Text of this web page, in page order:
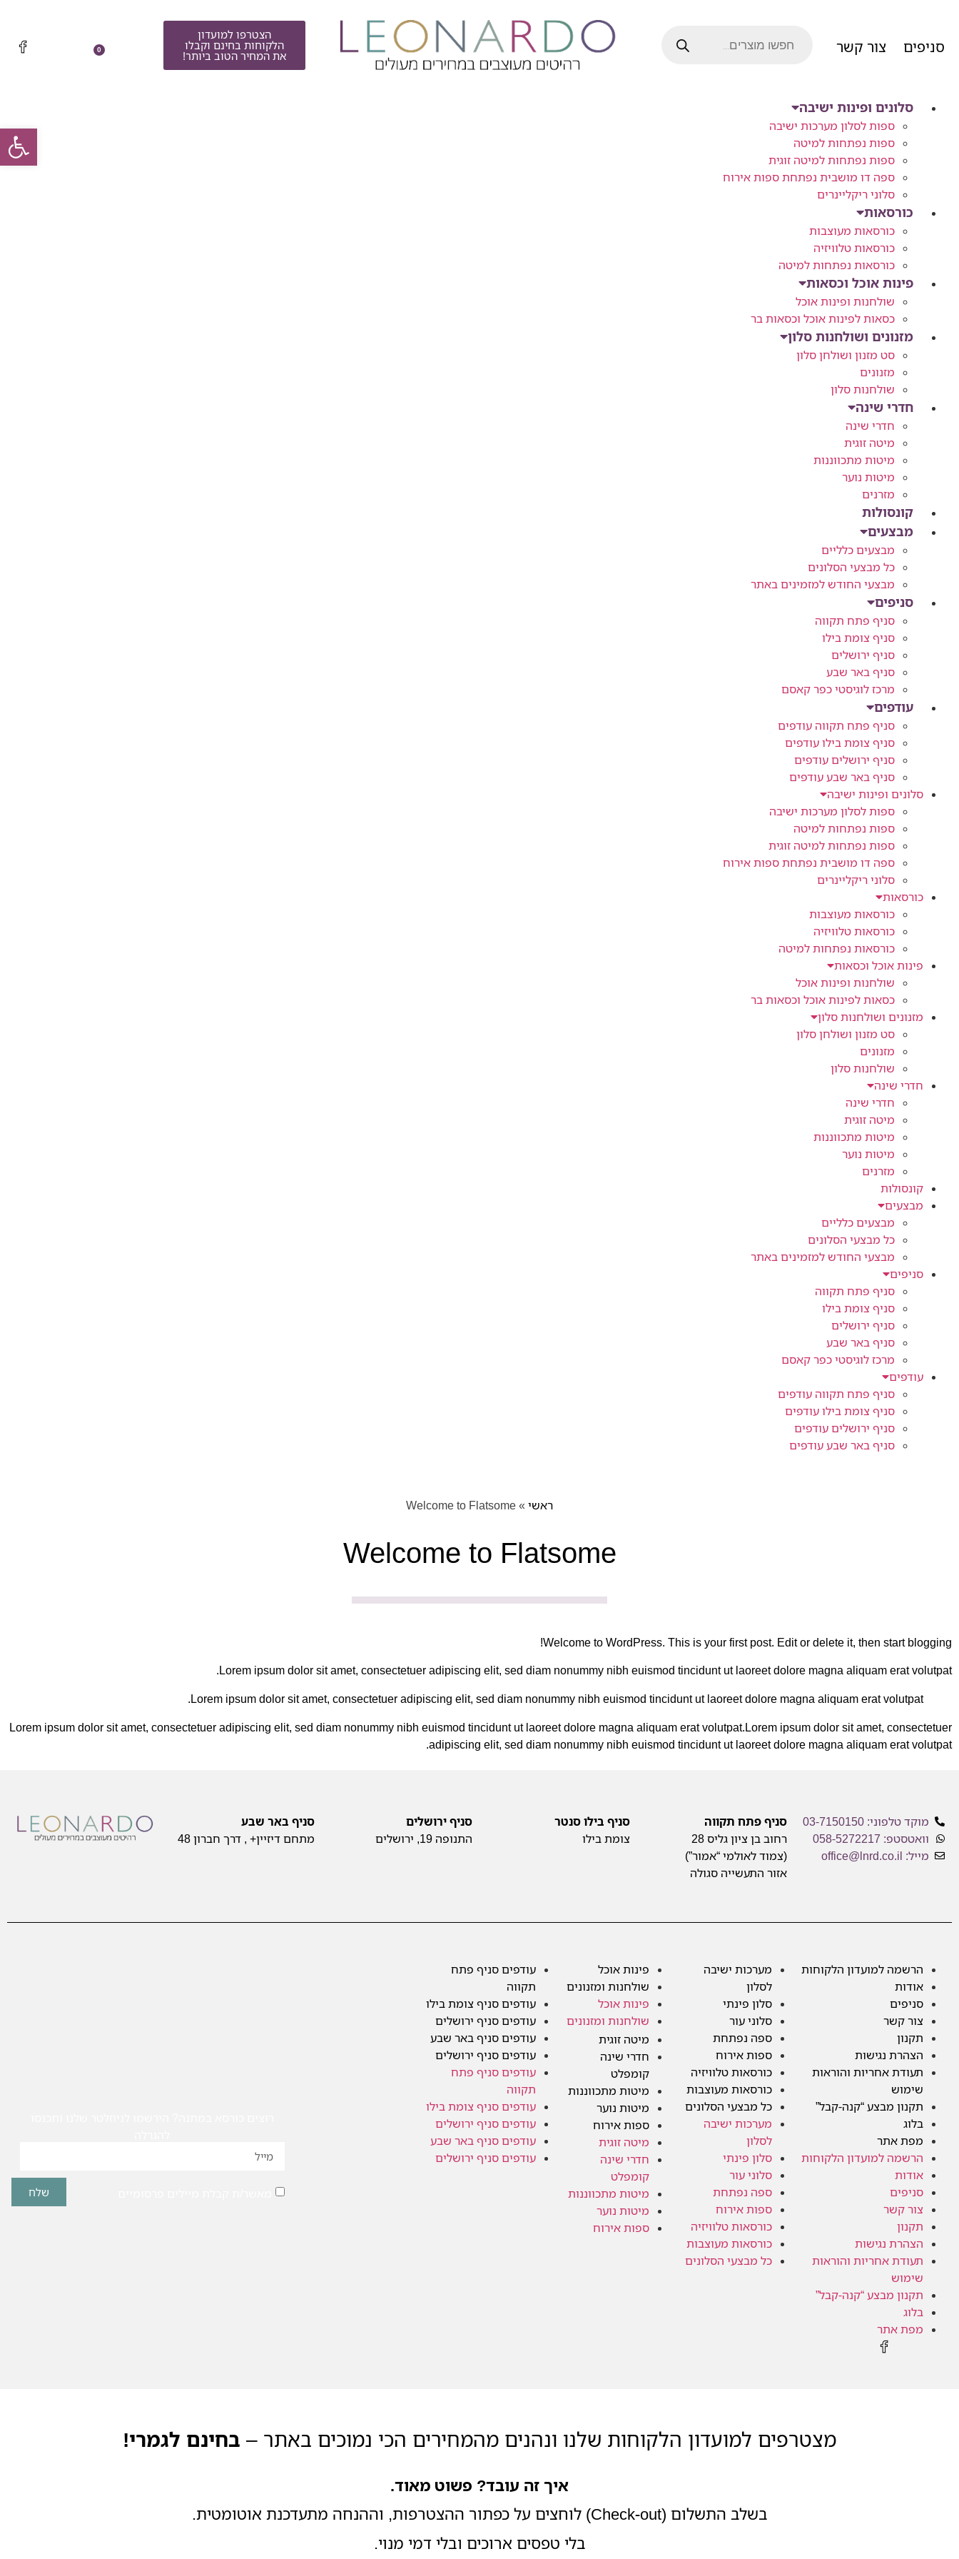
סניפים צור קשר
הצטרפו למועדון
הלקוחות בחינם וקבלו
את המחיר הטוב ביותר! 0
סלונים ופינות ישיבה
ספות לסלון מערכות ישיבה
ספות נפתחות למיטה
ספות נפתחות למיטה זוגית
ספה דו מושבית נפתחת ספות אירוח
סלוני ריקליינרים
כורסאות
כורסאות מעוצבות
כורסאות טלוויזיה
כורסאות נפתחות למיטה
פינות אוכל וכסאות
שולחנות ופינות אוכל
כסאות לפינות אוכל וכסאות בר
מזנונים ושולחנות סלון
סט מזנון ושולחן סלון
מזנונים
שולחנות סלון
חדרי שינה
חדרי שינה
מיטה זוגית
מיטות מתכווננות
מיטות נוער
מזרנים
קונסולות
מבצעים
מבצעים כלליים
כל מבצעי הסלונים
מבצעי החודש למזמינים באתר
סניפים
סניף פתח תקווה
סניף צומת בילו
סניף ירושלים
סניף באר שבע
מרכז לוגיסטי כפר קאסם
עודפים
סניף פתח תקווה עודפים
סניף צומת בילו עודפים
סניף ירושלים עודפים
סניף באר שבע עודפים
סלונים ופינות ישיבה
ספות לסלון מערכות ישיבה
ספות נפתחות למיטה
ספות נפתחות למיטה זוגית
ספה דו מושבית נפתחת ספות אירוח
סלוני ריקליינרים
כורסאות
כורסאות מעוצבות
כורסאות טלוויזיה
כורסאות נפתחות למיטה
פינות אוכל וכסאות
שולחנות ופינות אוכל
כסאות לפינות אוכל וכסאות בר
מזנונים ושולחנות סלון
סט מזנון ושולחן סלון
מזנונים
שולחנות סלון
חדרי שינה
חדרי שינה
מיטה זוגית
מיטות מתכווננות
מיטות נוער
מזרנים
קונסולות
מבצעים
מבצעים כלליים
כל מבצעי הסלונים
מבצעי החודש למזמינים באתר
סניפים
סניף פתח תקווה
סניף צומת בילו
סניף ירושלים
סניף באר שבע
מרכז לוגיסטי כפר קאסם
עודפים
סניף פתח תקווה עודפים
סניף צומת בילו עודפים
סניף ירושלים עודפים
סניף באר שבע עודפים
ראשי »
Welcome to Flatsome
Welcome to Flatsome
Welcome to WordPress. This is your first post. Edit or delete it, then start blogging!
Lorem ipsum dolor sit amet, consectetuer adipiscing elit, sed diam nonummy nibh euismod tincidunt ut laoreet dolore magna aliquam erat volutpat.
Lorem ipsum dolor sit amet, consectetuer adipiscing elit, sed diam nonummy nibh euismod tincidunt ut laoreet dolore magna aliquam erat volutpat.
Lorem ipsum dolor sit amet, consectetuer adipiscing elit, sed diam nonummy nibh euismod tincidunt ut laoreet dolore magna aliquam erat volutpat.Lorem ipsum dolor sit amet, consectetuer
adipiscing elit, sed diam nonummy nibh euismod tincidunt ut laoreet dolore magna aliquam erat volutpat.
מוקד טלפוני: 03-7150150
וואטסטפ: 058-5272217
מייל: office@lnrd.co.il
סניף פתח תקווה
רחוב בן ציון גליס 28
(צמוד לאולמי “אמור”)
אזור התעשייה סגולה
סניף בילו סנטר
צומת בילו
סניף ירושלים
התנופה 19, ירושלים
סניף באר שבע
מתחם דיזיין+ , דרך חברון 48
הרשמה למועדון הלקוחות
אודות
סניפים
צור קשר
תקנון
הצהרת נגישות
תעודת אחריות והוראות
שימוש
תקנון מבצע “קנה-קבל”
בלוג
מפת אתר
הרשמה למועדון הלקוחות
אודות
סניפים
צור קשר
תקנון
הצהרת נגישות
תעודת אחריות והוראות
שימוש
תקנון מבצע “קנה-קבל”
בלוג
מפת אתר
מערכות ישיבה
לסלון
סלון פינתי
סלוני עור
ספה נפתחת
ספות אירוח
כורסאות טלוויזיה
כורסאות מעוצבות
כל מבצעי הסלונים
מערכות ישיבה
לסלון
סלון פינתי
סלוני עור
ספה נפתחת
ספות אירוח
כורסאות טלוויזיה
כורסאות מעוצבות
כל מבצעי הסלונים
פינות אוכל
שולחנות ומזנונים
פינות אוכל
שולחנות ומזנונים
מיטה זוגית
חדרי שינה
קומפלט
מיטות מתכווננות
מיטות נוער
ספות אירוח
מיטה זוגית
חדרי שינה
קומפלט
מיטות מתכווננות
מיטות נוער
ספות אירוח
עודפים סניף פתח
תקווה
עודפים סניף צומת בילו
עודפים סניף ירושלים
עודפים סניף באר שבע
עודפים סניף ירושלים
עודפים סניף פתח
תקווה
עודפים סניף צומת בילו
עודפים סניף ירושלים
עודפים סניף באר שבע
עודפים סניף ירושלים
שלח
מצטרפים למועדון הלקוחות שלנו ונהנים מהמחירים הכי נמוכים באתר – בחינם לגמרי!
איך זה עובד? פשוט מאוד.
בשלב התשלום (Check-out) לוחצים על כפתור ההצטרפות, וההנחה מתעדכנת אוטומטית.
בלי טפסים ארוכים ובלי דמי מנוי.
פתח